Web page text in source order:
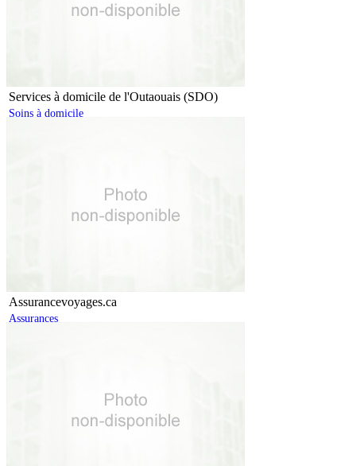
Services à domicile de l'Outaouais (SDO)
Soins à domicile
Assurancevoyages.ca
Assurances